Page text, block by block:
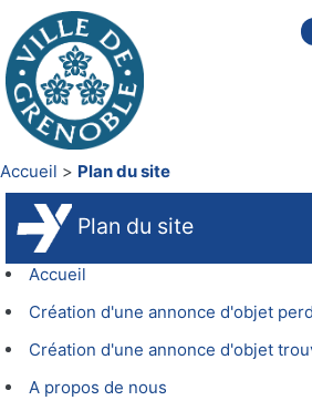
Accueil Plan du site
Plan du site
Accueil
Création d'une annonce d'objet
Création d'une annonce d'objet
A propos de nous